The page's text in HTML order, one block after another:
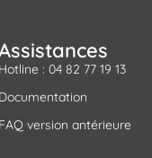
Hotline : 04 82 77 19 13
Documentation
FAQ version antérieure